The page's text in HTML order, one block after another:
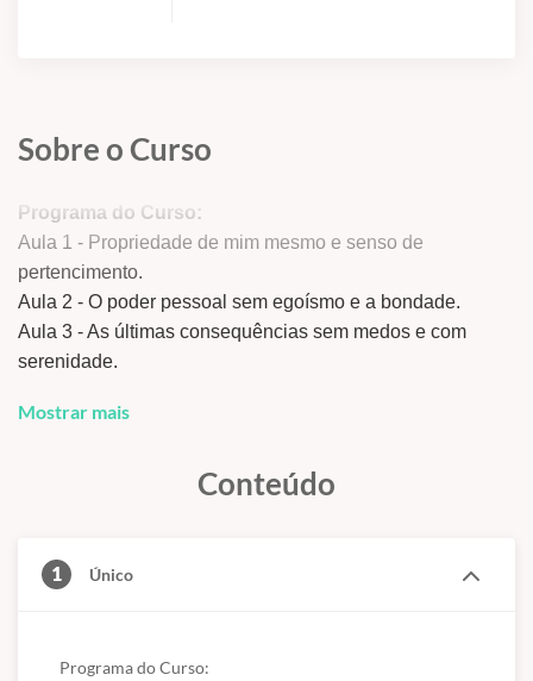
Sobre o Curso
Programa do Curso:
Aula 1 - Propriedade de mim mesmo e senso de
pertencimento.
Aula 2 - O poder pessoal sem egoísmo e a bondade.
Aula 3 - As últimas consequências sem medos e com
serenidade.
imortalidade pessoal.
Aula 6 - Dissolvendo rígidos protocolos mentais e a
o Divino.
Aula 9 - O Bom da vida, do destino e da espiritualidade
Mostrar mais
Conteúdo
1 Único
Programa do Curso: